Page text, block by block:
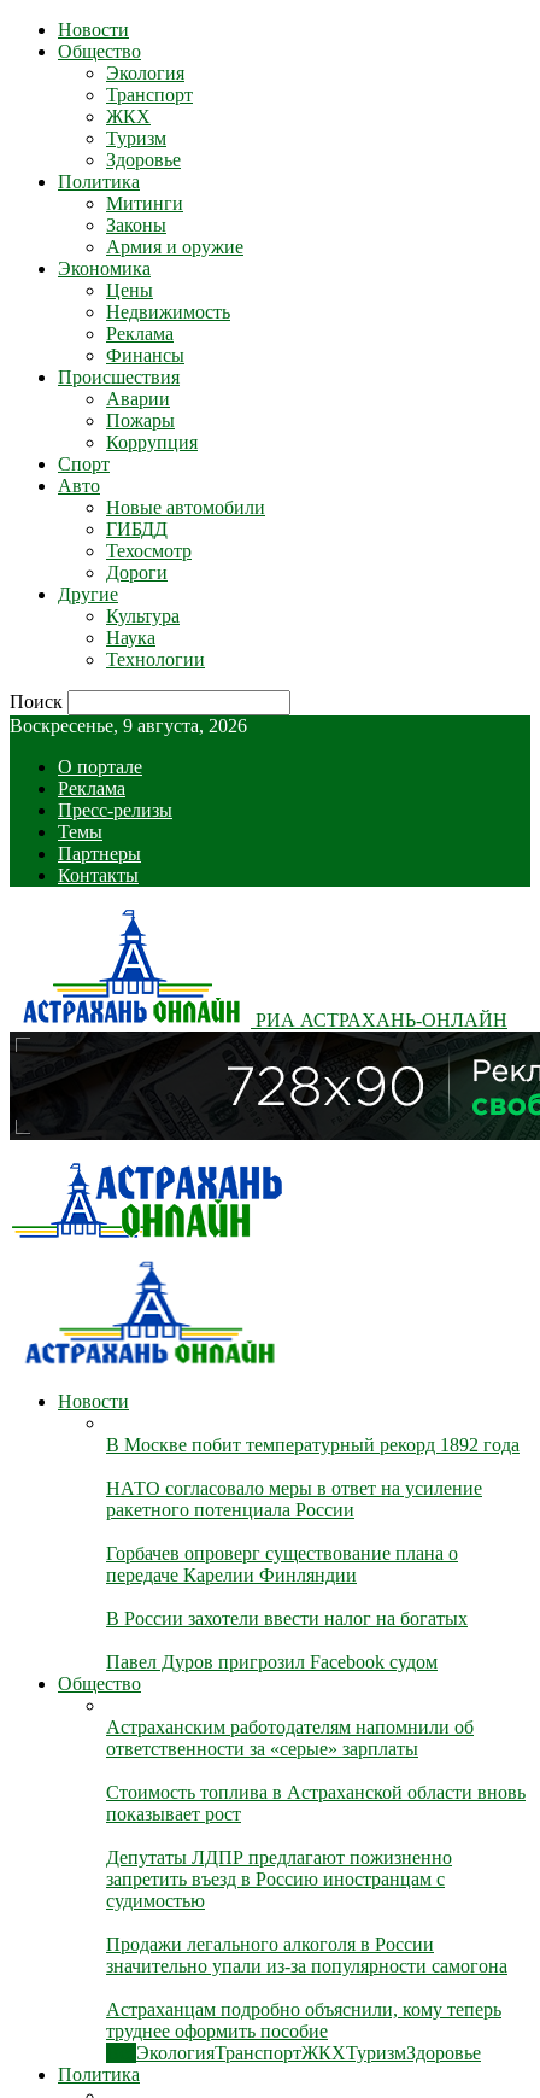
Новости
Общество
Экология
Транспорт
ЖКХ
Туризм
Здоровье
Политика
Митинги
Законы
Армия и оружие
Экономика
Цены
Недвижимость
Реклама
Финансы
Происшествия
Аварии
Пожары
Коррупция
Спорт
Авто
Новые автомобили
ГИБДД
Техосмотр
Дороги
Другие
Культура
Наука
Технологии
Поиск
Воскресенье, 9 августа, 2026
О портале
Реклама
Пресс-релизы
Темы
Партнеры
Контакты
РИА АСТРАХАНЬ-ОНЛАЙН
Новости
В Москве побит температурный рекорд 1892 года
НАТО согласовало меры в ответ на усиление
ракетного потенциала России
Горбачев опроверг существование плана о
передаче Карелии Финляндии
В России захотели ввести налог на богатых
Павел Дуров пригрозил Facebook судом
Общество
Астраханским работодателям напомнили об
ответственности за «серые» зарплаты
Стоимость топлива в Астраханской области вновь
показывает рост
Депутаты ЛДПР предлагают пожизненно
запретить въезд в Россию иностранцам с
судимостью
Продажи легального алкоголя в России
значительно упали из-за популярности самогона
Астраханцам подробно объяснили, кому теперь
труднее оформить пособие
ЭкологияТранспортЖКХТуризмЗдоровье
Политика